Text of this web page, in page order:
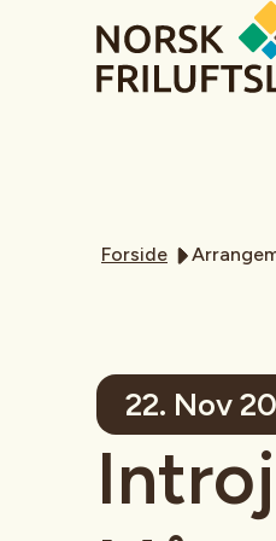
Forside
22. Nov